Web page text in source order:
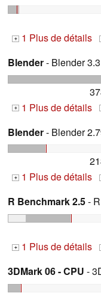
+ 1 Plus de détails
Blender- Blender
+ 1 Plus de détails
Blender- Blender
+ 1 Plus de détails
R Benchmark 2.5-
+ 1 Plus de détails
3DMark 06 - CPU -